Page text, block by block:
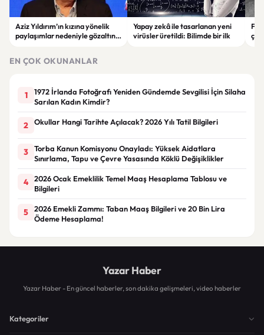
Aziz Yıldırım’ın kızına yönelik
paylaşımlar nedeniyle gözaltına
Yapay zekâ ile tasarlanan yeni
virüsler üretildi: Bilimde bir ilk
EN ÇOK OKUNANLAR
1
1972 İrlanda Fotoğrafı Yeniden Gündemde Sevgilisi İçin Silaha
Sarılan Kadın Kimdir?
2 Okullar Hangi Tarihte Açılacak? 2026 Yılı Tatil Bilgileri
3
Torba Kanun Komisyonu Onayladı: Yüksek Aidatlara
Sınırlama, Tapu ve Çevre Yasasında Köklü Değişiklikler
4
2026 Ocak Emeklilik Temel Maaş Hesaplama Tablosu ve
Bilgileri
5
2026 Emekli Zammı: Taban Maaş Bilgileri ve 20 Bin Lira
Ödeme Hesaplama!
Yazar Haber
Yazar Haber - En güncel haberler, son dakika gelişmeleri, video haberler
Kategoriler